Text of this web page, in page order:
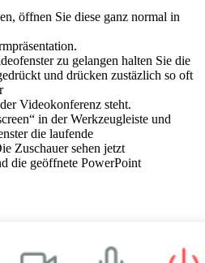
öffnen Sie diese ganz normal in
zu gelangen halten Sie die
und drücken zustäzlich so oft
Videokonferenz steht.
in der Werkzeugleiste und
die laufende
Zuschauer sehen jetzt
die geöffnete PowerPoint